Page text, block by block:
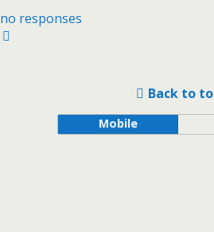
no responses
Back to
Mobile